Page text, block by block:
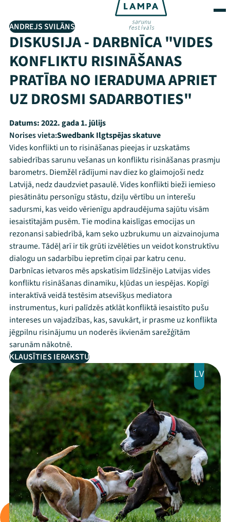
ANDREJS SVILĀNS
DISKUSIJA - DARBNĪCA "VIDES
KONFLIKTU RISINĀŠANAS
PRATĪBA NO IERADUMA APRIET
UZ DROSMI SADARBOTIES"
Datums:2022. gada 1. jūlijs
Norises vieta:Swedbank Ilgtspējas skatuve
Vides konflikti un to risināšanas pieejas ir uzskatāms
sabiedrības sarunu vešanas un konfliktu risināšanas prasmju
barometrs. Diemžēl rādījumi nav diez ko glaimojoši nedz
Latvijā, nedz daudzviet pasaulē. Vides konflikti bieži iemieso
piesātinātu personīgu stāstu, dziļu vērtību un interešu
sadursmi, kas veido vērienīgu apdraudējuma sajūtu visām
iesaistītajām pusēm. Tie modina kaislīgas emocijas un
rezonansi sabiedrībā, kam seko uzbrukumu un aizvainojuma
straume. Tādēļ arī ir tik grūti izvēlēties un veidot konstruktīvu
dialogu un sadarbību iepretīm cīņai par katru cenu.
Darbnīcas ietvaros mēs apskatīsim līdzšinējo Latvijas vides
konfliktu risināšanas dinamiku, kļūdas un iespējas. Kopīgi
interaktīvā veidā testēsim atsevišķus mediatora
instrumentus, kuri palīdzēs atklāt konfliktā iesaistīto pušu
intereses un vajadzības, kas, savukārt, ir prasme uz konflikta
jēgpilnu risinājumu un noderēs ikvienām sarežģītām
sarunām nākotnē.
KLAUSĪTIES IERAKSTU
LV